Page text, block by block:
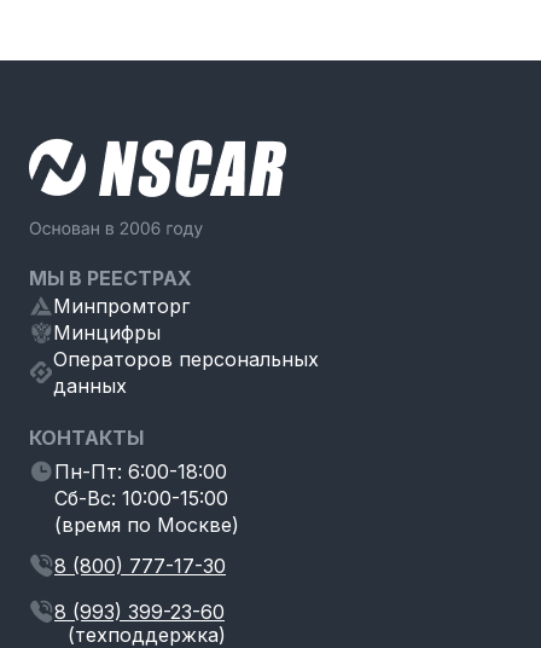
МЫ В РЕЕСТРАХ
Минпромторг
Минцифры
Операторов персональных
данных
КОНТАКТЫ
Пн-Пт: 6:00-18:00
Сб-Вс: 10:00-15:00
(время по Москве)
8 (800) 777-17-30
8 (993) 399-23-60
(техподдержка)